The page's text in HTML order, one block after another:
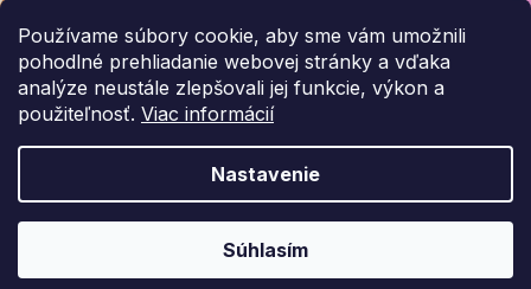
Používame súbory cookie, aby sme vám umožnili
pohodlné prehliadanie webovej stránky a vďaka
analýze neustále zlepšovali jej funkcie, výkon a
použiteľnosť. Viac informácií
Nastavenie
Súhlasím
Vytvoril Shoptet
UPLATNIŤ ZĽAVU!